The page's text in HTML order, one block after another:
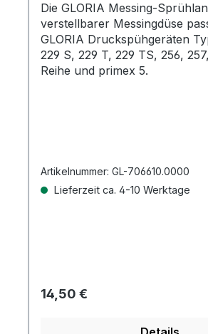
Die GLORIA Messing-
verstellbarer Messingdüse
GLORIA Druckspühgeräten
229 S, 229 T, 229 TS, 256,
Reihe und primex 5.
Artikelnummer: GL-706610.0000
Lieferzeit ca. 4-10 Werktage
Regulärer Preis:
14,50 €